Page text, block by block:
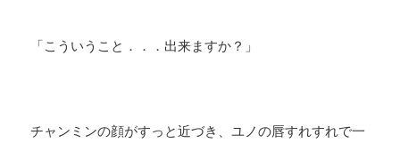
「こういうこと．．．出来ますか？」
チャンミンの顔がすっと近づき、ユノの唇すれすれで一